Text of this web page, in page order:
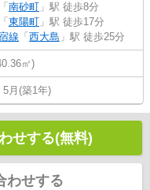
「 南砂町 」駅 徒歩8分
「 東陽町 」駅 徒歩17分
線 「 西大島 」駅 徒歩25分
㎡)
5月(築1年)
せする(無料)
わせする